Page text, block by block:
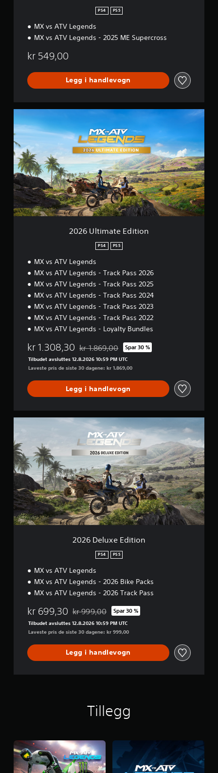
PS4 PS5
MX vs ATV Legends
MX vs ATV Legends - 2025 ME Supercross
kr 549,00
Legg i handlevogn
0
2
6
U
l
t
i
m
a
e
E
2026 Ultimate Edition
PS4 PS5
MX vs ATV Legends
MX vs ATV Legends - Track Pass 2026
MX vs ATV Legends - Track Pass 2025
MX vs ATV Legends - Track Pass 2024
MX vs ATV Legends - Track Pass 2023
MX vs ATV Legends - Track Pass 2022
MX vs ATV Legends - Loyalty Bundles
kr 1.308,30 Nedsatt fra opprinnelig pris på kr 1.869,00
kr 1.869,00 Spar 30 %
Tilbudet avsluttes 12.8.2026 10:59 PM UTC
Laveste pris de siste 30 dagene: kr 1.869,00
Legg i handlevogn
2
6
D
e
l
u
x
e
E
d
i
2026 Deluxe Edition
PS4 PS5
MX vs ATV Legends
MX vs ATV Legends - 2026 Bike Packs
MX vs ATV Legends - 2026 Track Pass
kr 699,30 Nedsatt fra opprinnelig pris på kr 999,00
kr 999,00 Spar 30 %
Tilbudet avsluttes 12.8.2026 10:59 PM UTC
Laveste pris de siste 30 dagene: kr 999,00
Legg i handlevogn
Tillegg